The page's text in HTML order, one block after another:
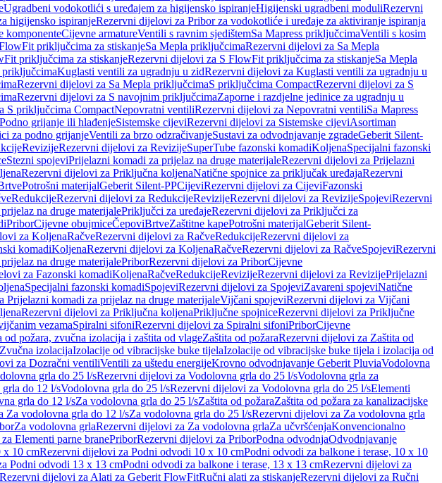
Ugradbeni vodokotlići s uređajem za higijensko ispiranjeHigijenski ugradbeni moduliRezervni
higijensko ispiranjeRezervni dijelovi za Pribor za vodokotliće i uređaje za aktiviranje ispiranja
komponenteCijevne armatureVentili s ravnim sjedištemSa Mapress priključcimaVentili s kosim
priključcima za stiskanjeSa Mepla priključcimaRezervni dijelovi za Sa Mepla
priključcima za stiskanjeRezervni dijelovi za S FlowFit priključcima za stiskanjeSa Mepla
priključcimaKuglasti ventili za ugradnju u zidRezervni dijelovi za Kuglasti ventili za ugradnju u
Rezervni dijelovi za Sa Mepla priključcimaS priključcima CompactRezervni dijelovi za S
Rezervni dijelovi za S navojnim priključcimaZaporne i razdjelne jedinice za ugradnju u
S priključcima CompactNepovratni ventiliRezervni dijelovi za Nepovratni ventiliSa Mapress
Podno grijanje ili hlađenjeSistemske cijeviRezervni dijelovi za Sistemske cijeviAsortiman
za podno grijanjeVentili za brzo odzračivanjeSustavi za odvodnjavanje zgradeGeberit Silent-
RevizijeRezervni dijelovi za RevizijeSuperTube fazonski komadiKoljenaSpecijalni fazonski
Stezni spojeviPrijelazni komadi za prijelaz na druge materijaleRezervni dijelovi za Prijelazni
Rezervni dijelovi za Priključna koljenaNatične spojnice za priključak uređajaRezervni
Potrošni materijalGeberit Silent-PPCijeviRezervni dijelovi za CijeviFazonski
RedukcijeRezervni dijelovi za RedukcijeRevizijeRezervni dijelovi za RevizijeSpojeviRezervni
na druge materijalePriključci za uređajeRezervni dijelovi za Priključci za
PriborCijevne obujmiceČepoviBrtveZaštitne kapePotrošni materijalGeberit Silent-
za KoljenaRačveRezervni dijelovi za RačveRedukcijeRezervni dijelovi za
komadiKoljenaRezervni dijelovi za KoljenaRačveRezervni dijelovi za RačveSpojeviRezervni
na druge materijalePriborRezervni dijelovi za PriborCijevne
za Fazonski komadiKoljenaRačveRedukcijeRevizijeRezervni dijelovi za RevizijePrijelazni
Specijalni fazonski komadiSpojeviRezervni dijelovi za SpojeviZavareni spojeviNatične
Prijelazni komadi za prijelaz na druge materijaleVijčani spojeviRezervni dijelovi za Vijčani
Rezervni dijelovi za Priključna koljenaPriključne spojniceRezervni dijelovi za Priključne
vezamaSpiralni sifoniRezervni dijelovi za Spiralni sifoniPriborCijevne
od požara, zvučna izolacija i zaštita od vlageZaštita od požaraRezervni dijelovi za Zaštita od
Zvučna izolacijaIzolacije od vibracijske buke tijelaIzolacije od vibracijske buke tijela i izolacija od
za Dozračni ventiliVentili za uštedu energijeKrovno odvodnjavanje Geberit PluviaVodolovna
grla do 25 l/sRezervni dijelovi za Vodolovna grla do 25 l/sVodolovna grla za
do 12 l/sVodolovna grla do 25 l/sRezervni dijelovi za Vodolovna grla do 25 l/sElementi
grla do 12 l/sZa vodolovna grla do 25 l/sZaštita od požaraZaštita od požara za kanalizacijske
Za vodolovna grla do 12 l/sZa vodolovna grla do 25 l/sRezervni dijelovi za Za vodolovna grla
Za vodolovna grlaRezervni dijelovi za Za vodolovna grlaZa učvršćenjaKonvencionalno
Elementi parne branePriborRezervni dijelovi za PriborPodna odvodnjaOdvodnjavanje
x 10 cmRezervni dijelovi za Podni odvodi 10 x 10 cmPodni odvodi za balkone i terase, 10 x 10
Podni odvodi 13 x 13 cmPodni odvodi za balkone i terase, 13 x 13 cmRezervni dijelovi za
Rezervni dijelovi za Alati za Geberit FlowFitRučni alati za stiskanjeRezervni dijelovi za Ručni